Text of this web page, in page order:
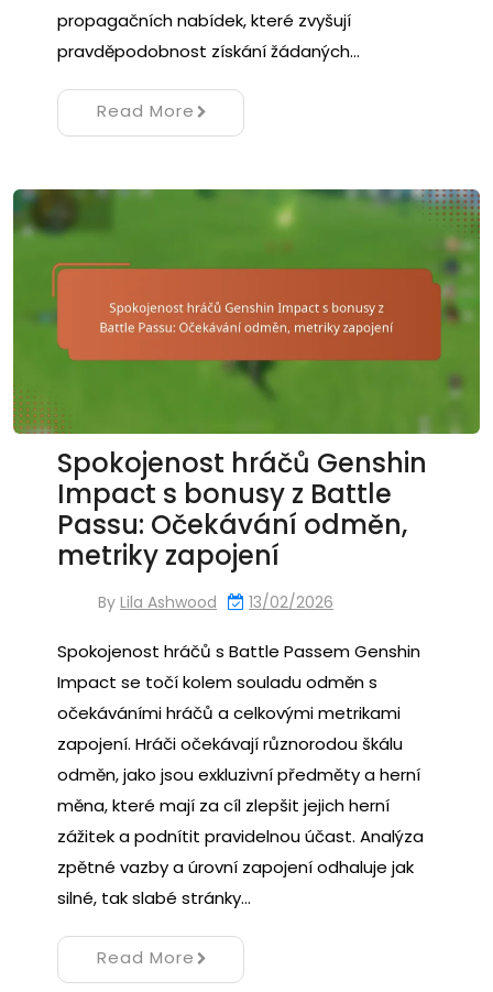
propagačních nabídek, které zvyšují
pravděpodobnost získání žádaných…
Read More
Spokojenost hráčů Genshin
Impact s bonusy z Battle
Passu: Očekávání odměn,
metriky zapojení
By Lila Ashwood 13/02/2026
Spokojenost hráčů s Battle Passem Genshin
Impact se točí kolem souladu odměn s
očekáváními hráčů a celkovými metrikami
zapojení. Hráči očekávají různorodou škálu
odměn, jako jsou exkluzivní předměty a herní
měna, které mají za cíl zlepšit jejich herní
zážitek a podnítit pravidelnou účast. Analýza
zpětné vazby a úrovní zapojení odhaluje jak
silné, tak slabé stránky…
Read More